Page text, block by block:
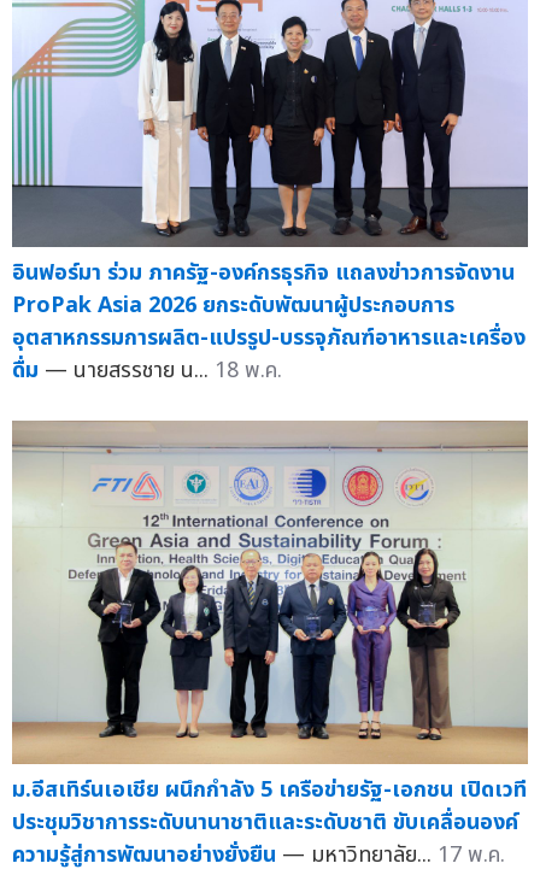
อินฟอร์มา ร่วม ภาครัฐ-องค์กรธุรกิจ แถลงข่าวการจัดงาน
ProPak Asia 2026 ยกระดับพัฒนาผู้ประกอบการ
อุตสาหกรรมการผลิต-แปรรูป-บรรจุภัณฑ์อาหารและเครื่อง
ดื่ม — นายสรรชาย น... 18 พ.ค.
ม.อีสเทิร์นเอเชีย ผนึกกำลัง 5 เครือข่ายรัฐ-เอกชน เปิดเวที
ประชุมวิชาการระดับนานาชาติและระดับชาติ ขับเคลื่อนองค์
ความรู้สู่การพัฒนาอย่างยั่งยืน — มหาวิทยาลัย... 17 พ.ค.